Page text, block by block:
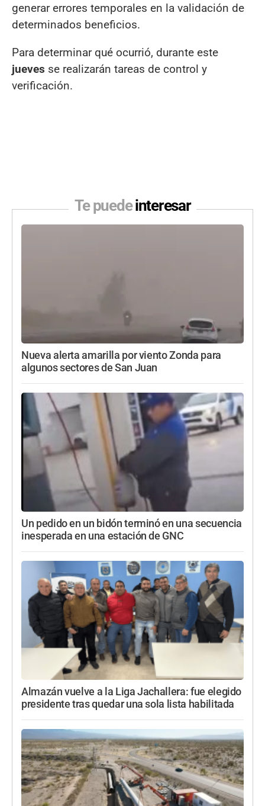
generar errores temporales en la validación de
determinados beneficios.
Para determinar qué ocurrió, durante este
jueves se realizarán tareas de control y
verificación.
Te puedeinteresar
Nueva alerta amarilla por viento Zonda para
algunos sectores de San Juan
Un pedido en un bidón terminó en una secuencia
inesperada en una estación de GNC
Almazán vuelve a la Liga Jachallera: fue elegido
presidente tras quedar una sola lista habilitada